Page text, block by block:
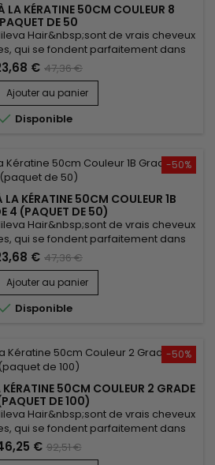
LA KÉRATINE 50CM COULEUR 8
PAQUET DE 50
Hair&nbsp;sont de vrais cheveux
qui se fondent parfaitement dans
augmentant son volume ou sa
et très doux, ils sont 100% rémy
très léger, souple et donne un look
très naturel.
€ 47,36 €
Ajouter au panier
 Disponible
-50%
LA KÉRATINE 50CM COULEUR 1B
4 (PAQUET DE 50)
Hair&nbsp;sont de vrais cheveux
qui se fondent parfaitement dans
augmentant son volume ou sa
très doux ils sont 100% rémy
est très léger, souple et donne
look très naturel.
€ 47,36 €
Ajouter au panier
 Disponible
-50%
KÉRATINE 50CM COULEUR 2 GRADE
DE 100)
Hair&nbsp;sont de vrais cheveux
qui se fondent parfaitement dans
son volume ou sa longueur.
ils sont 100% rémy hair.&nbsp; Le
€ 92,51 €